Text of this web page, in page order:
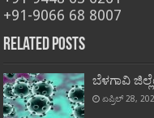
+91-9066 68 8007
Related Posts
ಬೆಳಗಾವಿ
ಏಪ್ರಿಲ್ 28,